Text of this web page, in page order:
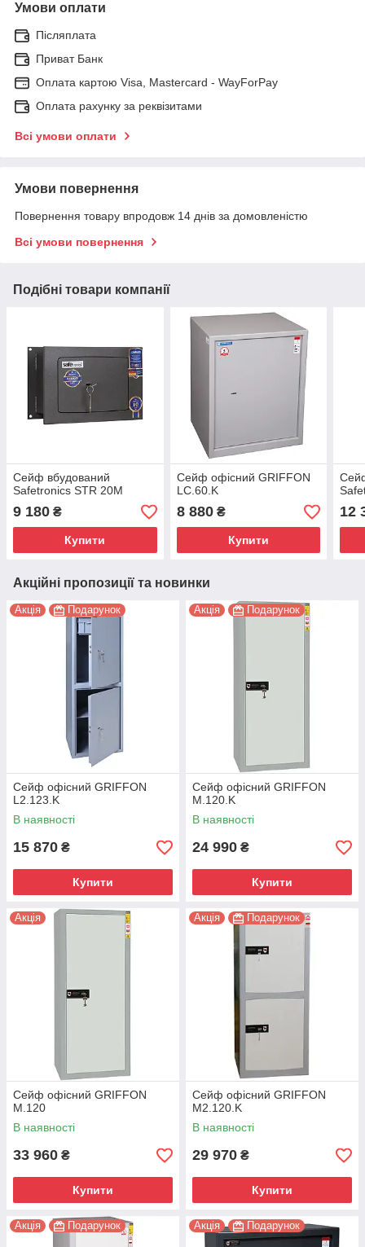
Умови оплати
Післяплата
Приват Банк
Оплата картою Visa, Mastercard - WayForPay
Оплата рахунку за реквізитами
Всі умови оплати
Умови повернення
Повернення товару впродовж 14 днів за домовленістю
Всі умови повернення
Подібні товари компанії
Сейф вбудований
Safetronics STR 20M
9 180 ₴
Купити
Сейф офісний GRIFFON
LC.60.K
8 880₴
Купити
12
Акційні пропозиції та новинки
Акція Подарунок
Сейф офісний GRIFFON
L2.123.K
В наявності
15 870 ₴
Купити
Акція Подарунок
Сейф офісний GRIFFON
M.120.K
В наявності
24 990 ₴
Купити
Акція
Сейф офісний GRIFFON
M.120
В наявності
33 960 ₴
Купити
Акція Подарунок
Сейф офісний GRIFFON
M2.120.K
В наявності
29 970 ₴
Купити
Акція Подарунок Акція Подарунок